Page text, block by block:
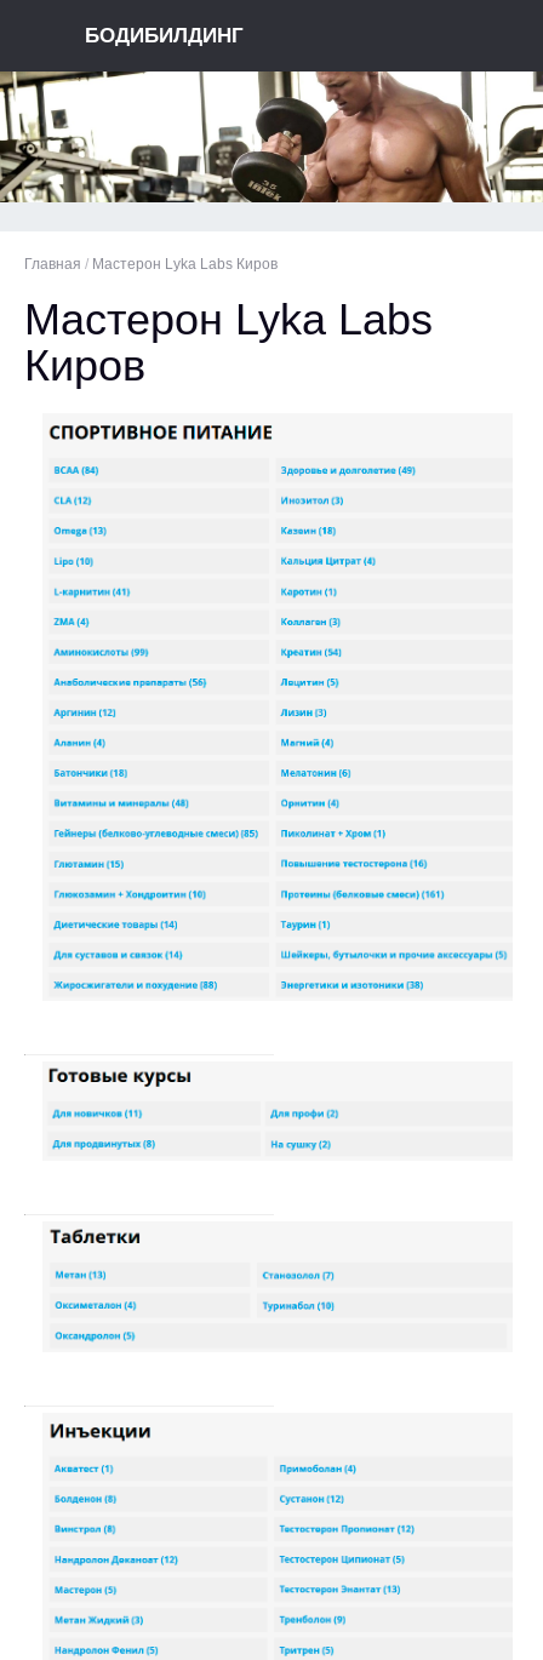
БОДИБИЛДИНГ
Главная / Мастерон Lyka Labs Киров
Мастерон Lyka Labs
Киров